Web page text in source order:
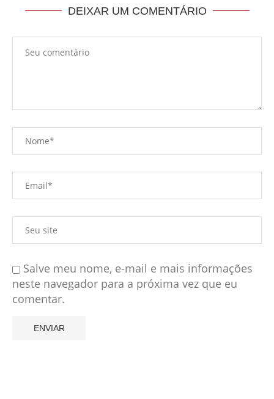
DEIXAR UM COMENTÁRIO
Salve meu nome, e-mail e mais informações
neste navegador para a próxima vez que eu
comentar.